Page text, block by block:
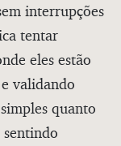
interrupções
tentar
eles estão
validando
quanto
sentindo